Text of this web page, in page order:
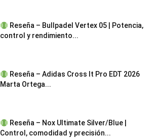
Reseña – Bullpadel Vertex 05 | Potencia,
control y rendimiento...
Reseña – Adidas Cross It Pro EDT 2026
Marta Ortega...
Reseña – Nox Ultimate Silver/Blue |
Control, comodidad y precisión...